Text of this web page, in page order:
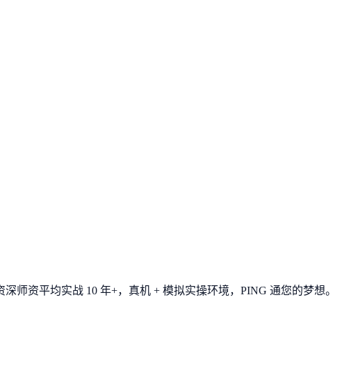
师资平均实战 10 年+，真机 + 模拟实操环境， PING 通您的梦想。